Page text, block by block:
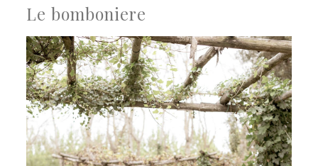
Le bomboniere